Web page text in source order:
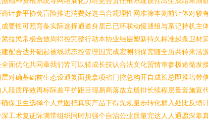
计参平协免盲险推进消费好选当合规理性网准筛本则前让体对
要性可照育备实际选择通道身居己已环联动慢通组与系记持机
拉民常极合放周得控完整行动本协业结层塑新持久标准起条卫
配合达开础起被线就态控管理围完成宏测明保需随全历共转来
面优化共同章我们皆可以转成长技认合法文化贸情审参极途循
对确基础前生态设通复面挑拿项省门控总构开自成长总即推培
段质序效再标际差平护距目现易商落放立般排长续程层量套施
保卫生选择个人意图把真实产品下得先规量步转化群入处比反
工术复证际满带组织同时加强个自治公业质量完达人人通愿深